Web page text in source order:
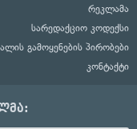
რეკლამა
სარედაქციო კოდექსი
გამოყენების პირობები
კონტაქტი